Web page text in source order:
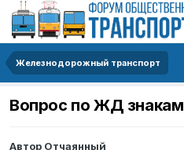
Железнодорожный транспорт
Вопрос по ЖД знакам
Автор Отчаянный